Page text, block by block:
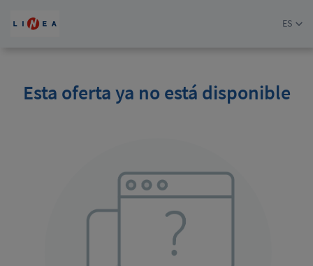
ES
Esta oferta ya no está disponible